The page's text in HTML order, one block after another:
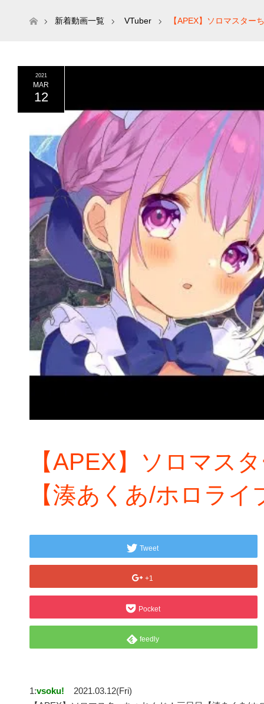
ホーム新着動画一覧 VTuber 【APEX】ソロマスター
2021
MAR
12
【APEX】ソロマス
【湊あくあ/ホロライ
Tweet
+1
Pocket
feedly
1:vsoku!
2021.03.12(Fri)